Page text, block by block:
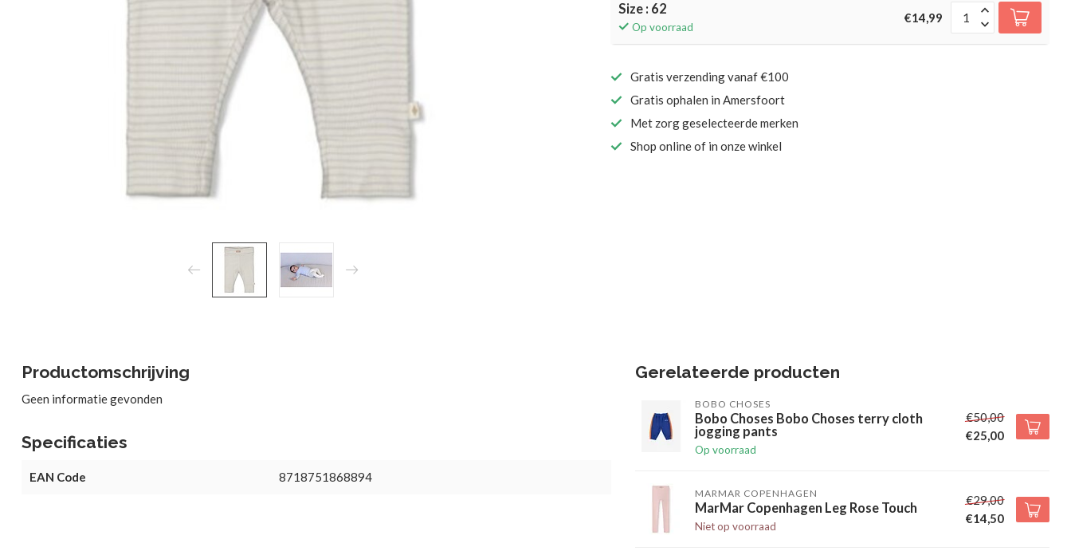
Size : 62
Op voorraad
€14,99
Gratis verzending vanaf €100
Gratis ophalen in Amersfoort
Met zorg geselecteerde merken
Shop online of in onze winkel
Productomschrijving
Geen informatie gevonden
Specificaties
EAN Code 8718751868894
Gerelateerde producten
BOBO CHOSES
Bobo Choses Bobo Choses terry cloth
jogging pants
Op voorraad
€50,00
€25,00
MARMAR COPENHAGEN
MarMar Copenhagen Leg Rose Touch
Niet op voorraad
€29,00
€14,50